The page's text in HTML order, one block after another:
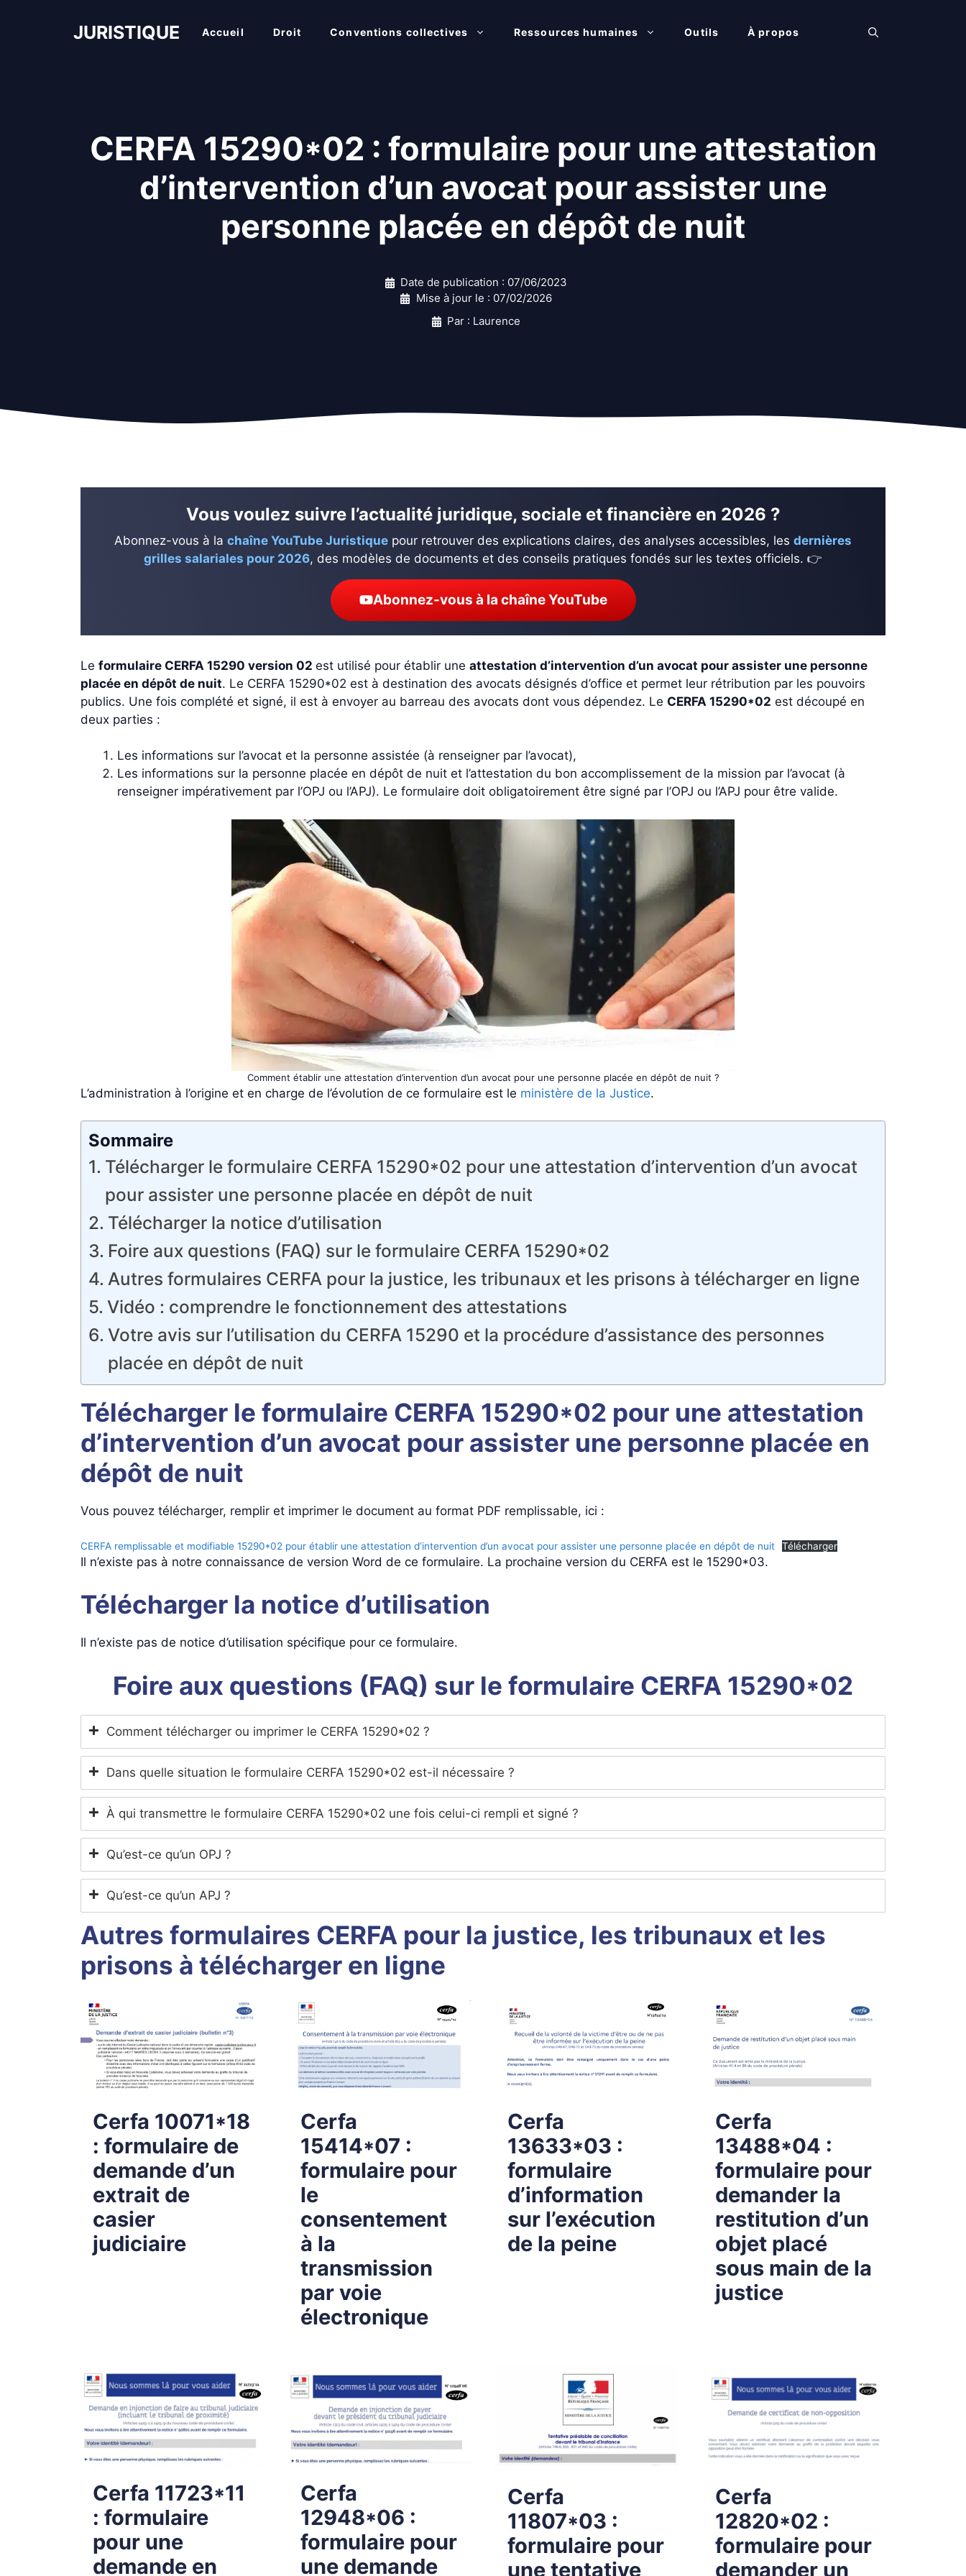
JURISTIQUE Accueil Droit Conventions collectives Ressources humaines Outils À propos
CERFA 15290*02 : formulaire pour une attestation
d’intervention d’un avocat pour assister une
personne placée en dépôt de nuit
Date de publication : 07/06/2023
Mise à jour le : 07/02/2026
Par : Laurence
Vous voulez suivre l’actualité juridique, sociale et financière en 2026 ?
Abonnez-vous à la chaîne YouTube Juristique pour retrouver des explications claires, des analyses accessibles, les dernières
grilles salariales pour 2026, des modèles de documents et des conseils pratiques fondés sur les textes officiels. 👉
Abonnez-vous à la chaîne YouTube
Le formulaire CERFA 15290 version 02 est utilisé pour établir une attestation d’intervention d’un avocat pour assister une personne
placée en dépôt de nuit. Le CERFA 15290*02 est à destination des avocats désignés d’office et permet leur rétribution par les pouvoirs
publics. Une fois complété et signé, il est à envoyer au barreau des avocats dont vous dépendez. Le CERFA 15290*02 est découpé en
deux parties :
Les informations sur l’avocat et la personne assistée (à renseigner par l’avocat),
Les informations sur la personne placée en dépôt de nuit et l’attestation du bon accomplissement de la mission par l’avocat (à
renseigner impérativement par l’OPJ ou l’APJ). Le formulaire doit obligatoirement être signé par l’OPJ ou l’APJ pour être valide.
Comment établir une attestation d’intervention d’un avocat pour une personne placée en dépôt de nuit ?
L’administration à l’origine et en charge de l’évolution de ce formulaire est le ministère de la Justice.
Sommaire
Télécharger le formulaire CERFA 15290*02 pour une attestation d’intervention d’un avocat
pour assister une personne placée en dépôt de nuit
Télécharger la notice d’utilisation
Foire aux questions (FAQ) sur le formulaire CERFA 15290*02
Autres formulaires CERFA pour la justice, les tribunaux et les prisons à télécharger en ligne
Vidéo : comprendre le fonctionnement des attestations
Votre avis sur l’utilisation du CERFA 15290 et la procédure d’assistance des personnes
placée en dépôt de nuit
Télécharger le formulaire CERFA 15290*02 pour une attestation
d’intervention d’un avocat pour assister une personne placée en
dépôt de nuit
Vous pouvez télécharger, remplir et imprimer le document au format PDF remplissable, ici :
CERFA remplissable et modifiable 15290*02 pour établir une attestation d’intervention d’un avocat pour assister une personne placée en dépôt de nuit Télécharger
Il n’existe pas à notre connaissance de version Word de ce formulaire. La prochaine version du CERFA est le 15290*03.
Télécharger la notice d’utilisation
Il n’existe pas de notice d’utilisation spécifique pour ce formulaire.
Foire aux questions (FAQ) sur le formulaire CERFA 15290*02
Comment télécharger ou imprimer le CERFA 15290*02 ?
Dans quelle situation le formulaire CERFA 15290*02 est-il nécessaire ?
À qui transmettre le formulaire CERFA 15290*02 une fois celui-ci rempli et signé ?
Qu’est-ce qu’un OPJ ?
Qu’est-ce qu’un APJ ?
Autres formulaires CERFA pour la justice, les tribunaux et les
prisons à télécharger en ligne
Cerfa 10071*18
: formulaire de
demande d’un
extrait de
casier
judiciaire
Cerfa
15414*07 :
formulaire pour
le
consentement
à la
transmission
par voie
électronique
Cerfa
13633*03 :
formulaire
d’information
sur l’exécution
de la peine
Cerfa
13488*04 :
formulaire pour
demander la
restitution d’un
objet placé
sous main de la
justice
Cerfa 11723*11
: formulaire
pour une
demande en
Cerfa
12948*06 :
formulaire pour
une demande
Cerfa
11807*03 :
formulaire pour
une tentative
Cerfa
12820*02 :
formulaire pour
demander un